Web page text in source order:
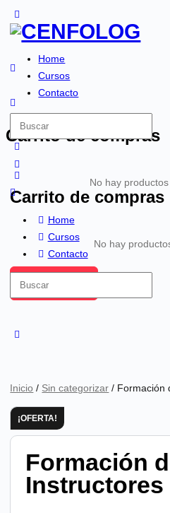
Home
Cursos
Contacto
Carrito de compras
No hay
Carrito de compras
No hay
Home
Cursos
Contacto
Inicio / Sin categorizar / Formación
¡OFERTA!
Formación
Instructores